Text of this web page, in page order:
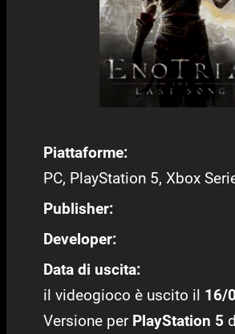
Piattaforme:
PC, PlayStation 5, Xbox
Publisher:
Developer:
Data di uscita:
il videogioco è uscito il 16/
Versione per PlayStation 5